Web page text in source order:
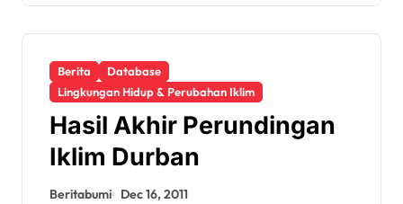
Berita
Database
Lingkungan Hidup & Perubahan Iklim
Hasil Akhir Perundingan
Iklim Durban
Beritabumi Dec 16, 2011